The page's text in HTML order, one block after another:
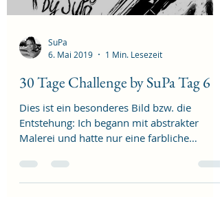
SuPa
6. Mai 2019
1 Min. Lesezeit
30 Tage Challenge by SuPa Tag 6
Dies ist ein besonderes Bild bzw. die
Entstehung: Ich begann mit abstrakter
Malerei und hatte nur eine farbliche